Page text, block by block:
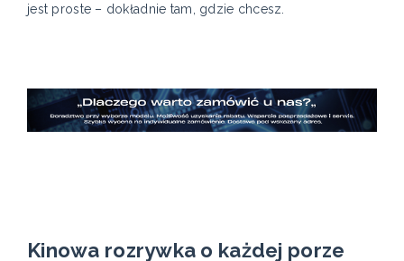
jest proste – dokładnie tam, gdzie chcesz.
Kinowa rozrywka o każdej porze